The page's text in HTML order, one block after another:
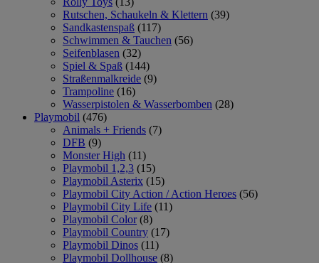
Rutschen, Schaukeln & Klettern (39)
Sandkastenspaß (117)
Schwimmen & Tauchen (56)
Seifenblasen (32)
Spiel & Spaß (144)
Straßenmalkreide (9)
Trampoline (16)
Wasserpistolen & Wasserbomben (28)
Playmobil (476)
Animals + Friends (7)
DFB (9)
Monster High (11)
Playmobil 1,2,3 (15)
Playmobil Asterix (15)
Playmobil City Action / Action Heroes (56)
Playmobil City Life (11)
Playmobil Color (8)
Playmobil Country (17)
Playmobil Dinos (11)
Playmobil Dollhouse (8)